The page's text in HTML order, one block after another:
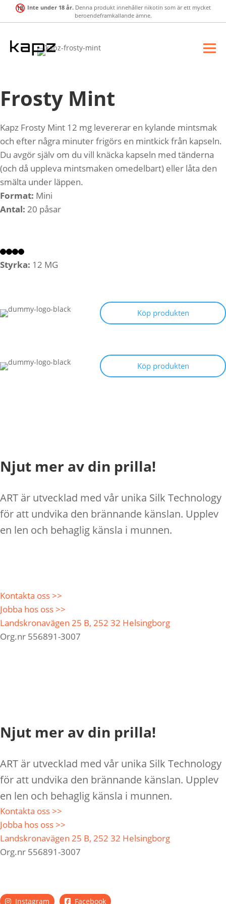
Inte under 18 år. Denna produkt innehåller nikotin som är ett mycket
beroendeframkallande ämne.
Frosty Mint
Kapz Frosty Mint 12 mg levererar en kylande mintsmak
och efter några minuter frigörs en mintkick från kapseln.
Du avgör själv om du vill knäcka kapseln med tänderna
(och då uppleva mintsmaken omedelbart) eller låta den
smälta under läppen.
Format: Mini
Antal: 20 påsar
Styrka: 12 MG
Köp produkten
Köp produkten
Njut mer av din prilla!
ART är utvecklad med vår unika Silk Technology
för att undvika den brännande känslan. Upplev
en len och behaglig känsla i munnen.
Kontakta oss >>
Jobba hos oss >>
Landskronavägen 25 B, 252 32 Helsingborg
Org.nr 556891-3007
Njut mer av din prilla!
ART är utvecklad med vår unika Silk Technology
för att undvika den brännande känslan. Upplev
en len och behaglig känsla i munnen.
Kontakta oss >>
Jobba hos oss >>
Landskronavägen 25 B, 252 32 Helsingborg
Org.nr 556891-3007
Instagram Facebook